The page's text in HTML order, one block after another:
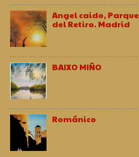
Angel caido, Parque
del Retiro. Madrid
BAIXO MIÑO
Románico